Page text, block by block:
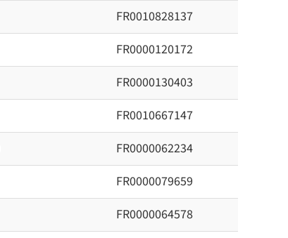
FR0010828137
FR0000120172
FR0000130403
FR0010667147
FR0000062234
FR0000079659
FR0000064578